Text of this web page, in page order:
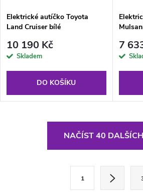
Elektrické autíčko Toyota
Land Cruiser bílé
10 190 Kč
Skladem
DO KOŠÍKU
7
NAČÍST 40 DALŠÍCH
1